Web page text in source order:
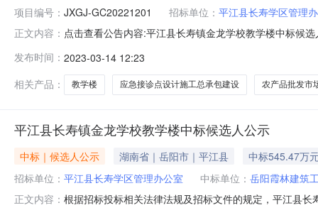
项目编号： JXGJ-GC20221201 招标单位： 平江县长寿学区管理
正文内容： 点击查看公告内容:平江县长寿镇金龙学校教学楼中标候
程有限公司，投标报价：545.474772万元，质量：达到
发布时间： 2023-03-14 12:23
相关产品：
教学楼 应急接诊点设计施工总承包建设 农产品批发市
平江县长寿镇金龙学校教学楼中标候选人公示
中标｜候选人公示 湖南省｜岳阳市｜平江县
中标545.47万
招标单位： 平江县长寿学区管理办公室 中标单位： 岳阳霞林建筑
正文内容： 根据招标投标相关法律法规及招标文件的规定，平江县